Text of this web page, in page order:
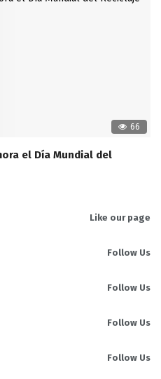
66
el Día Mundial del
Like our page
Follow Us
Follow Us
Follow Us
Follow Us